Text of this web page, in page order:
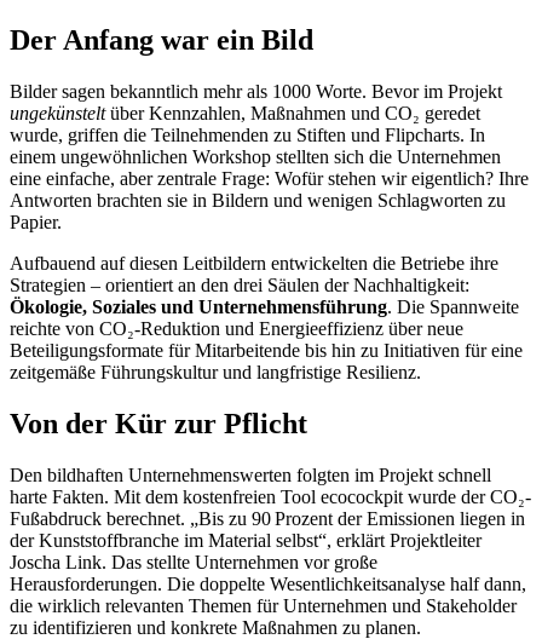
Der Anfang war ein Bild
Bilder sagen bekanntlich mehr als 1000 Worte. Bevor im Projekt
ungekünsteltüber Kennzahlen, Maßnahmen und CO₂ geredet
wurde, griffen die Teilnehmenden zu Stiften und Flipcharts. In
einem ungewöhnlichen Workshop stellten sich die Unternehmen
eine einfache, aber zentrale Frage: Wofür stehen wir eigentlich? Ihre
Antworten brachten sie in Bildern und wenigen Schlagworten zu
Papier.
Aufbauend auf diesen Leitbildern entwickelten die Betriebe ihre
Strategien – orientiert an den drei Säulen der Nachhaltigkeit:
Ökologie, Soziales und Unternehmensführung. Die Spannweite
reichte von CO₂-Reduktion und Energieeffizienz über neue
Beteiligungsformate für Mitarbeitende bis hin zu Initiativen für eine
zeitgemäße Führungskultur und langfristige Resilienz.
Von der Kür zur Pflicht
Den bildhaften Unternehmenswerten folgten im Projekt schnell
harte Fakten. Mit dem kostenfreien Tool ecocockpit wurde der CO₂-
Fußabdruck berechnet. „Bis zu 90 Prozent der Emissionen liegen in
der Kunststoffbranche im Material selbst“, erklärt Projektleiter
Joscha Link. Das stellte Unternehmen vor große
Herausforderungen. Die doppelte Wesentlichkeitsanalyse half dann,
die wirklich relevanten Themen für Unternehmen und Stakeholder
zu identifizieren und konkrete Maßnahmen zu planen.